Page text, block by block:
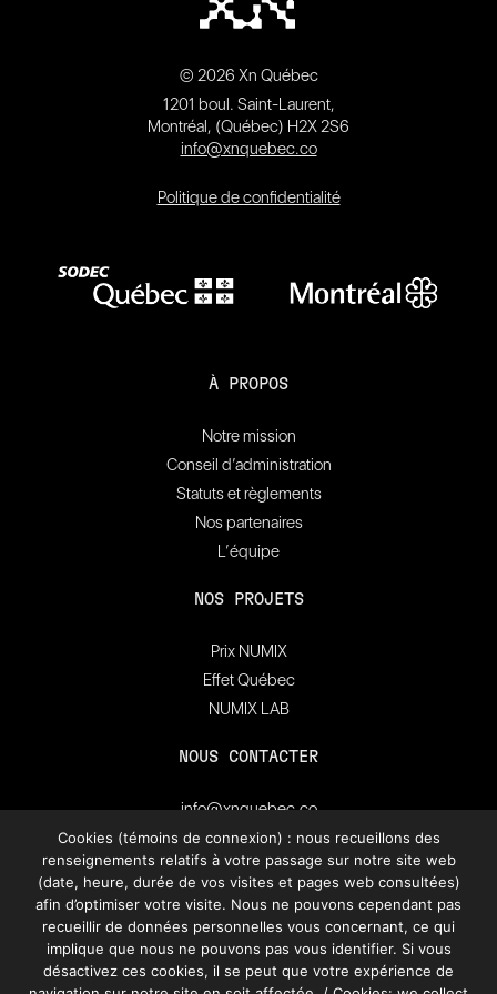
© 2026 Xn Québec
1201 boul. Saint-Laurent,
Montréal, (Québec) H2X 2S6
info@xnquebec.co
Politique de confidentialité
À PROPOS
Notre mission
Conseil d’administration
Statuts et règlements
Nos partenaires
L’équipe
NOS PROJETS
Prix NUMIX
Effet Québec
NUMIX LAB
NOUS CONTACTER
info@xnquebec.co
Salle de presse
FAQ
Inscrivez-vous à
l'infolettre de XN Québec.
Cookies (témoins de connexion) : nous recueillons des
renseignements relatifs à votre passage sur notre site web
(date, heure, durée de vos visites et pages web consultées)
afin d’optimiser votre visite. Nous ne pouvons cependant pas
recueillir de données personnelles vous concernant, ce qui
implique que nous ne pouvons pas vous identifier. Si vous
désactivez ces cookies, il se peut que votre expérience de